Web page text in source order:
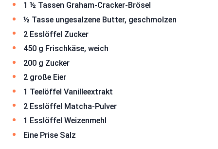
1 ½ Tassen Graham-Cracker-Brösel
½ Tasse ungesalzene Butter, geschmolzen
2 Esslöffel Zucker
450 g Frischkäse, weich
200 g Zucker
2 große Eier
1 Teelöffel Vanilleextrakt
2 Esslöffel Matcha-Pulver
1 Esslöffel Weizenmehl
Eine Prise Salz